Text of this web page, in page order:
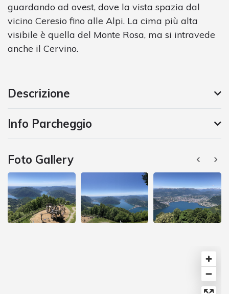
guardando ad ovest, dove la vista spazia dal
vicino Ceresio fino alle Alpi. La cima più alta
visibile è quella del Monte Rosa, ma si intravede
anche il Cervino.
Descrizione
Info Parcheggio
Foto Gallery